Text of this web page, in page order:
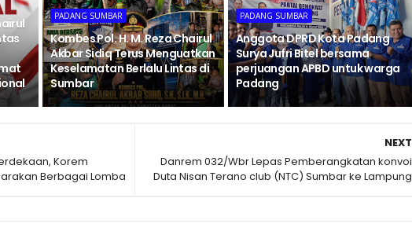
PADANG SUMBAR
Kombes Pol. H. M. Reza Chairul
Akbar Sidiq Terus Menguatkan
Keselamatan Berlalu Lintas di
Sumbar
PADANG SUMBAR
Anggota DPRD Kota Padang
Surya Jufri Bitel bersama
perjuangan APBD untuk warga
Padang
NEXT
Danrem 032/Wbr Lepas Pemberangkatan konvoi
Duta Nisan Terano club (NTC) Sumbar ke Lampung
Korem
Berbagai Lomba